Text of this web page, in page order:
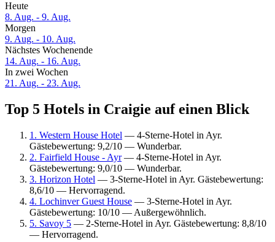
Heute
8. Aug. - 9. Aug.
Morgen
9. Aug. - 10. Aug.
Nächstes Wochenende
14. Aug. - 16. Aug.
In zwei Wochen
21. Aug. - 23. Aug.
Top 5 Hotels in Craigie auf einen Blick
1. Western House Hotel — 4-Sterne-Hotel in Ayr.
Gästebewertung: 9,2/10 — Wunderbar.
2. Fairfield House - Ayr— 4-Sterne-Hotel in Ayr.
Gästebewertung: 9,0/10 — Wunderbar.
3. Horizon Hotel — 3-Sterne-Hotel in Ayr. Gästebewertung:
8,6/10 — Hervorragend.
4. Lochinver Guest House — 3-Sterne-Hotel in Ayr.
Gästebewertung: 10/10 — Außergewöhnlich.
5. Savoy 5 — 2-Sterne-Hotel in Ayr. Gästebewertung: 8,8/10
— Hervorragend.